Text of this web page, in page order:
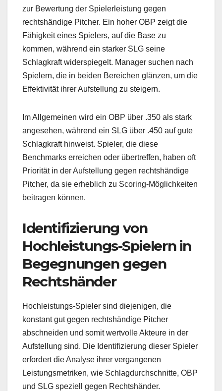
zur Bewertung der Spielerleistung gegen
rechtshändige Pitcher. Ein hoher OBP zeigt die
Fähigkeit eines Spielers, auf die Base zu
kommen, während ein starker SLG seine
Schlagkraft widerspiegelt. Manager suchen nach
Spielern, die in beiden Bereichen glänzen, um die
Effektivität ihrer Aufstellung zu steigern.
Im Allgemeinen wird ein OBP über .350 als stark
angesehen, während ein SLG über .450 auf gute
Schlagkraft hinweist. Spieler, die diese
Benchmarks erreichen oder übertreffen, haben oft
Priorität in der Aufstellung gegen rechtshändige
Pitcher, da sie erheblich zu Scoring-Möglichkeiten
beitragen können.
Identifizierung von
Hochleistungs-Spielern in
Begegnungen gegen
Rechtshänder
Hochleistungs-Spieler sind diejenigen, die
konstant gut gegen rechtshändige Pitcher
abschneiden und somit wertvolle Akteure in der
Aufstellung sind. Die Identifizierung dieser Spieler
erfordert die Analyse ihrer vergangenen
Leistungsmetriken, wie Schlagdurchschnitte, OBP
und SLG speziell gegen Rechtshänder.